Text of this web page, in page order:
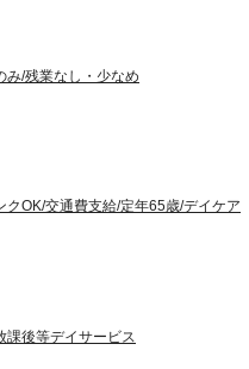
み/残業なし・少なめ
クOK/交通費支給/定年65歳/デイケア
課後等デイサービス